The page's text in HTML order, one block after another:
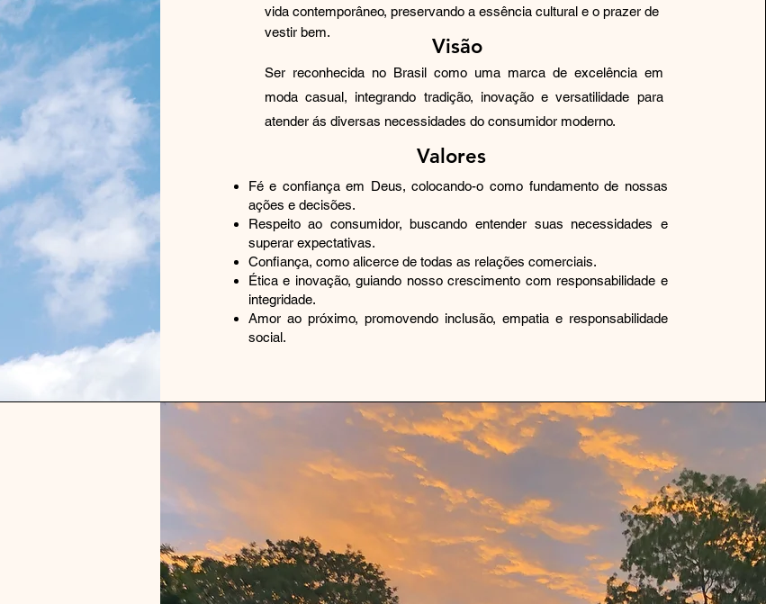
vida contemporâneo, preservando a essência cultural e o prazer de
vestir bem.
Visão
​Ser reconhecida no Brasil como uma marca de excelência em
moda casual, integrando tradição, inovação e versatilidade para
atender ás diversas necessidades do consumidor moderno.
Valores
Fé e confiança em Deus, colocando-o como fundamento de nossas
ações e decisões.
Respeito ao consumidor, buscando entender suas necessidades e
superar expectativas.
Confiança, como alicerce de todas as relações comerciais.
Ética e inovação, guiando nosso crescimento com responsabilidade e
integridade.
Amor ao próximo, promovendo inclusão, empatia e responsabilidade
social.